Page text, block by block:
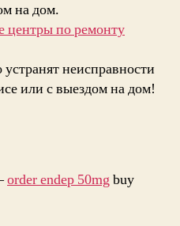
на дом.
центры по ремонту
неисправности
или с выездом на дом!
order endep 50mgbuy